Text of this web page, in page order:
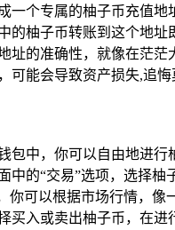
一个专属的柚子币充值地
的柚子币转账到这个地址
址的准确性，就像在茫茫
可能会导致资产损失,追悔
包中，你可以自由地进行
中的“交易”选项，选择柚
你可以根据市场行情，像
买入或卖出柚子币，在进